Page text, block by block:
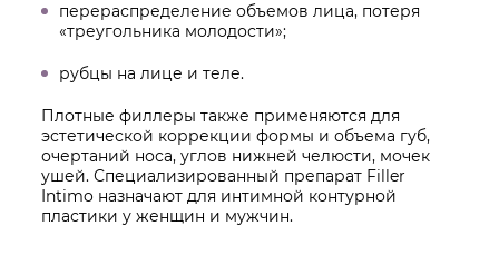
перераспределение объемов лица, потеря
«треугольника молодости»;
рубцы на лице и теле.
Плотные филлеры также применяются для
эстетической коррекции формы и объема губ,
очертаний носа, углов нижней челюсти, мочек
ушей. Специализированный препарат Filler
Intimo назначают для интимной контурной
пластики у женщин и мужчин.